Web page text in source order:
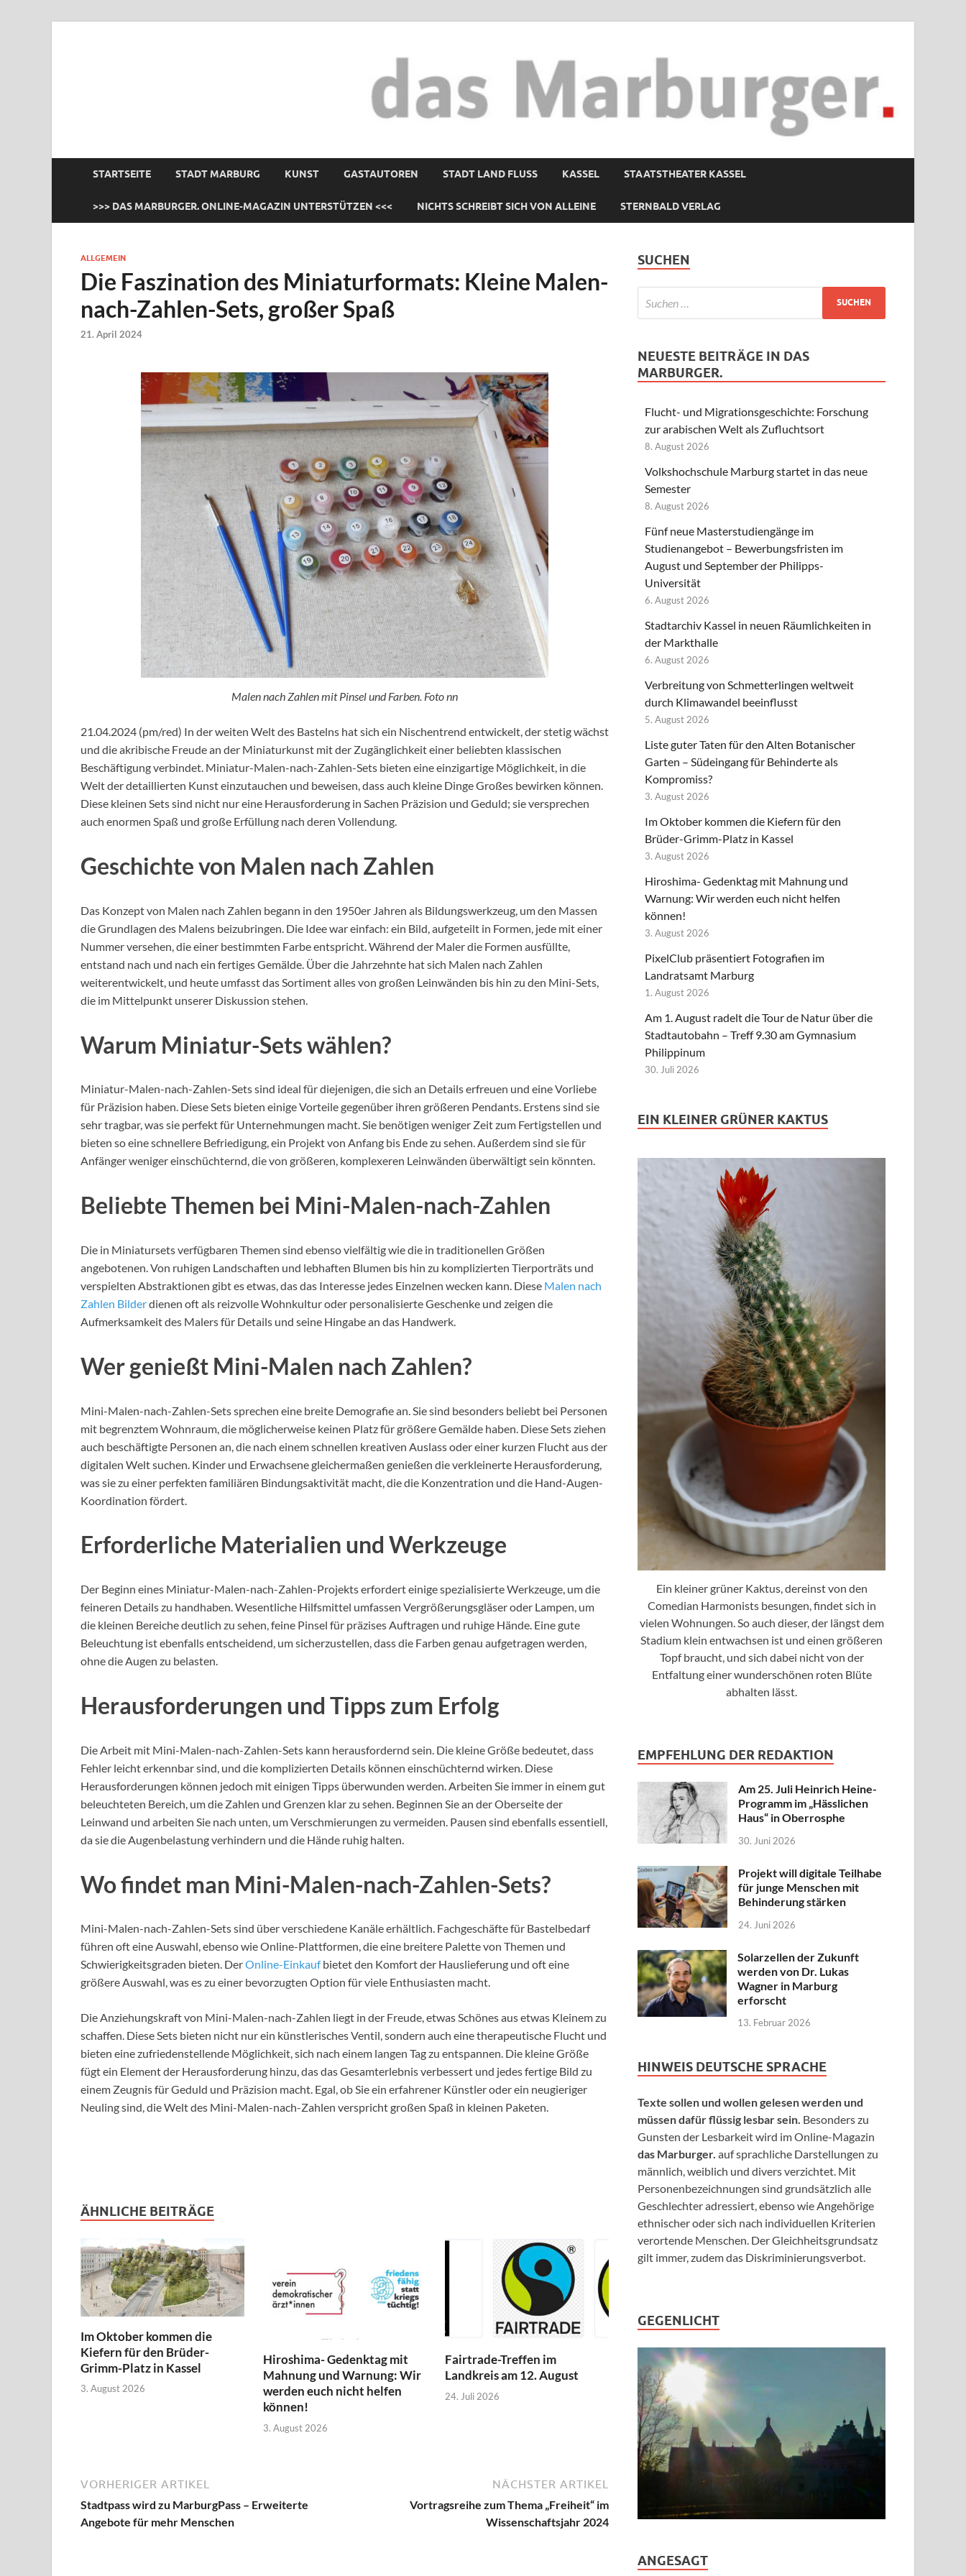
STARTSEITE STADT MARBURG KUNST GASTAUTOREN STADT LAND FLUSS KASSEL STAATSTHEATER KASSEL
>>> DAS MARBURGER. ONLINE-MAGAZIN UNTERSTÜTZEN <<< NICHTS SCHREIBT SICH VON ALLEINE STERNBALD VERLAG
ALLGEMEIN
Die Faszination des Miniaturformats: Kleine Malen-
nach-Zahlen-Sets, großer Spaß
21. April 2024
Malen nach Zahlen mit Pinsel und Farben. Foto nn
21.04.2024 (pm/red) In der weiten Welt des Bastelns hat sich ein Nischentrend entwickelt, der stetig wächst
und die akribische Freude an der Miniaturkunst mit der Zugänglichkeit einer beliebten klassischen
Beschäftigung verbindet. Miniatur-Malen-nach-Zahlen-Sets bieten eine einzigartige Möglichkeit, in die
Welt der detaillierten Kunst einzutauchen und beweisen, dass auch kleine Dinge Großes bewirken können.
Diese kleinen Sets sind nicht nur eine Herausforderung in Sachen Präzision und Geduld; sie versprechen
auch enormen Spaß und große Erfüllung nach deren Vollendung.
Geschichte von Malen nach Zahlen
Das Konzept von Malen nach Zahlen begann in den 1950er Jahren als Bildungswerkzeug, um den Massen
die Grundlagen des Malens beizubringen. Die Idee war einfach: ein Bild, aufgeteilt in Formen, jede mit einer
Nummer versehen, die einer bestimmten Farbe entspricht. Während der Maler die Formen ausfüllte,
entstand nach und nach ein fertiges Gemälde. Über die Jahrzehnte hat sich Malen nach Zahlen
weiterentwickelt, und heute umfasst das Sortiment alles von großen Leinwänden bis hin zu den Mini-Sets,
die im Mittelpunkt unserer Diskussion stehen.
Warum Miniatur-Sets wählen?
Miniatur-Malen-nach-Zahlen-Sets sind ideal für diejenigen, die sich an Details erfreuen und eine Vorliebe
für Präzision haben. Diese Sets bieten einige Vorteile gegenüber ihren größeren Pendants. Erstens sind sie
sehr tragbar, was sie perfekt für Unternehmungen macht. Sie benötigen weniger Zeit zum Fertigstellen und
bieten so eine schnellere Befriedigung, ein Projekt von Anfang bis Ende zu sehen. Außerdem sind sie für
Anfänger weniger einschüchternd, die von größeren, komplexeren Leinwänden überwältigt sein könnten.
Beliebte Themen bei Mini-Malen-nach-Zahlen
Die in Miniatursets verfügbaren Themen sind ebenso vielfältig wie die in traditionellen Größen
angebotenen. Von ruhigen Landschaften und lebhaften Blumen bis hin zu komplizierten Tierporträts und
verspielten Abstraktionen gibt es etwas, das das Interesse jedes Einzelnen wecken kann. Diese Malen nach
Zahlen Bilderdienen oft als reizvolle Wohnkultur oder personalisierte Geschenke und zeigen die
Aufmerksamkeit des Malers für Details und seine Hingabe an das Handwerk.
Wer genießt Mini-Malen nach Zahlen?
Mini-Malen-nach-Zahlen-Sets sprechen eine breite Demografie an. Sie sind besonders beliebt bei Personen
mit begrenztem Wohnraum, die möglicherweise keinen Platz für größere Gemälde haben. Diese Sets ziehen
auch beschäftigte Personen an, die nach einem schnellen kreativen Auslass oder einer kurzen Flucht aus der
digitalen Welt suchen. Kinder und Erwachsene gleichermaßen genießen die verkleinerte Herausforderung,
was sie zu einer perfekten familiären Bindungsaktivität macht, die die Konzentration und die Hand-Augen-
Koordination fördert.
Erforderliche Materialien und Werkzeuge
Der Beginn eines Miniatur-Malen-nach-Zahlen-Projekts erfordert einige spezialisierte Werkzeuge, um die
feineren Details zu handhaben. Wesentliche Hilfsmittel umfassen Vergrößerungsgläser oder Lampen, um
die kleinen Bereiche deutlich zu sehen, feine Pinsel für präzises Auftragen und ruhige Hände. Eine gute
Beleuchtung ist ebenfalls entscheidend, um sicherzustellen, dass die Farben genau aufgetragen werden,
ohne die Augen zu belasten.
Herausforderungen und Tipps zum Erfolg
Die Arbeit mit Mini-Malen-nach-Zahlen-Sets kann herausfordernd sein. Die kleine Größe bedeutet, dass
Fehler leicht erkennbar sind, und die komplizierten Details können einschüchternd wirken. Diese
Herausforderungen können jedoch mit einigen Tipps überwunden werden. Arbeiten Sie immer in einem gut
beleuchteten Bereich, um die Zahlen und Grenzen klar zu sehen. Beginnen Sie an der Oberseite der
Leinwand und arbeiten Sie nach unten, um Verschmierungen zu vermeiden. Pausen sind ebenfalls essentiell,
da sie die Augenbelastung verhindern und die Hände ruhig halten.
Wo findet man Mini-Malen-nach-Zahlen-Sets?
Mini-Malen-nach-Zahlen-Sets sind über verschiedene Kanäle erhältlich. Fachgeschäfte für Bastelbedarf
führen oft eine Auswahl, ebenso wie Online-Plattformen, die eine breitere Palette von Themen und
Schwierigkeitsgraden bieten. DerOnline-Einkaufbietet den Komfort der Hauslieferung und oft eine
größere Auswahl, was es zu einer bevorzugten Option für viele Enthusiasten macht.
Die Anziehungskraft von Mini-Malen-nach-Zahlen liegt in der Freude, etwas Schönes aus etwas Kleinem zu
schaffen. Diese Sets bieten nicht nur ein künstlerisches Ventil, sondern auch eine therapeutische Flucht und
bieten eine zufriedenstellende Möglichkeit, sich nach einem langen Tag zu entspannen. Die kleine Größe
fügt ein Element der Herausforderung hinzu, das das Gesamterlebnis verbessert und jedes fertige Bild zu
einem Zeugnis für Geduld und Präzision macht. Egal, ob Sie ein erfahrener Künstler oder ein neugieriger
Neuling sind, die Welt des Mini-Malen-nach-Zahlen verspricht großen Spaß in kleinen Paketen.
ÄHNLICHE BEITRÄGE
Im Oktober kommen die
Kiefern für den Brüder-
Grimm-Platz in Kassel
3. August 2026
Hiroshima- Gedenktag mit
Mahnung und Warnung: Wir
werden euch nicht helfen
können!
3. August 2026
Fairtrade-Treffen im
Landkreis am 12. August
24. Juli 2026
VORHERIGER ARTIKEL
Stadtpass wird zu MarburgPass – Erweiterte
Angebote für mehr Menschen
NÄCHSTER ARTIKEL
Vortragsreihe zum Thema „Freiheit“ im
Wissenschaftsjahr 2024
SUCHEN
NEUESTE BEITRÄGE IN DAS
MARBURGER.
Flucht- und Migrationsgeschichte: Forschung
zur arabischen Welt als Zufluchtsort
8. August 2026
Volkshochschule Marburg startet in das neue
Semester
8. August 2026
Fünf neue Masterstudiengänge im
Studienangebot – Bewerbungsfristen im
August und September der Philipps-
Universität
6. August 2026
Stadtarchiv Kassel in neuen Räumlichkeiten in
der Markthalle
6. August 2026
Verbreitung von Schmetterlingen weltweit
durch Klimawandel beeinflusst
5. August 2026
Liste guter Taten für den Alten Botanischer
Garten – Südeingang für Behinderte als
Kompromiss?
3. August 2026
Im Oktober kommen die Kiefern für den
Brüder-Grimm-Platz in Kassel
3. August 2026
Hiroshima- Gedenktag mit Mahnung und
Warnung: Wir werden euch nicht helfen
können!
3. August 2026
PixelClub präsentiert Fotografien im
Landratsamt Marburg
1. August 2026
Am 1. August radelt die Tour de Natur über die
Stadtautobahn – Treff 9.30 am Gymnasium
Philippinum
30. Juli 2026
EIN KLEINER GRÜNER KAKTUS
Ein kleiner grüner Kaktus, dereinst von den
Comedian Harmonists besungen, findet sich in
vielen Wohnungen. So auch dieser, der längst dem
Stadium klein entwachsen ist und einen größeren
Topf braucht, und sich dabei nicht von der
Entfaltung einer wunderschönen roten Blüte
abhalten lässt.
EMPFEHLUNG DER REDAKTION
Am 25. Juli Heinrich Heine-
Programm im „Hässlichen
Haus“ in Oberrosphe
30. Juni 2026
Projekt will digitale Teilhabe
für junge Menschen mit
Behinderung stärken
24. Juni 2026
Solarzellen der Zukunft
werden von Dr. Lukas
Wagner in Marburg
erforscht
13. Februar 2026
HINWEIS DEUTSCHE SPRACHE
Texte sollen und wollen gelesen werden und
müssen dafür flüssig lesbar sein. Besonders zu
Gunsten der Lesbarkeit wird im Online-Magazin
das Marburger. auf sprachliche Darstellungen zu
männlich, weiblich und divers verzichtet. Mit
Personenbezeichnungen sind grundsätzlich alle
Geschlechter adressiert, ebenso wie Angehörige
ethnischer oder sich nach individuellen Kriterien
verortende Menschen. Der Gleichheitsgrundsatz
gilt immer, zudem das Diskriminierungsverbot.
GEGENLICHT
ANGESAGT